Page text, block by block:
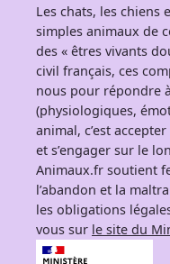
Les chats, les chiens
simples animaux de
des « êtres vivants
civil français, ces
nous pour répondre
(physiologiques,
animal, c’est
et s’engager sur le
Animaux.fr soutient
l’abandon et la
les obligations
vous sur le site du